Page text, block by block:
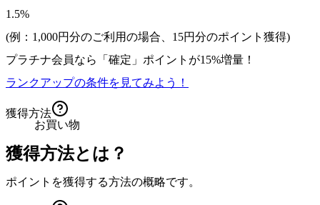
1.5%
(例：1,000円分のご利用の場合、 15円分のポイント獲得)
プラチナ会員なら
「確定」 ポイントが15%増量！
ランクアップの条件を見てみよう！
獲得方法
お買い物
獲得方法とは？
ポイントを獲得する方法の概略です。